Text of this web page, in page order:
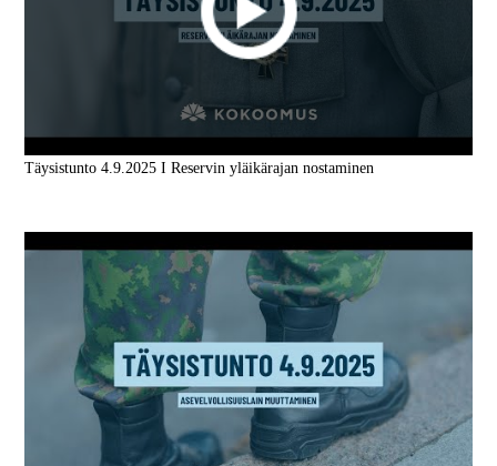
Täysistunto 4.9.2025 I Reservin yläikärajan nostaminen